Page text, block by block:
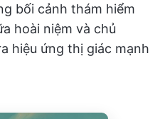
bối cảnh thám hiểm
hoài niệm và chủ
hiệu ứng thị giác mạnh